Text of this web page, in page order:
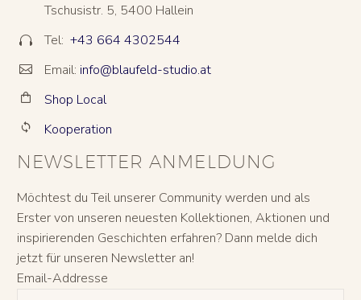
Tschusistr. 5, 5400 Hallein

 Tel: +43 664 4302544

 Email: info@blaufeld-studio.at

 Shop Local

 Kooperation
NEWSLETTER ANMELDUNG
Möchtest du Teil unserer Community werden und als
Erster von unseren neuesten Kollektionen, Aktionen und
inspirierenden Geschichten erfahren? Dann melde dich
jetzt für unseren Newsletter an!
Email-Addresse